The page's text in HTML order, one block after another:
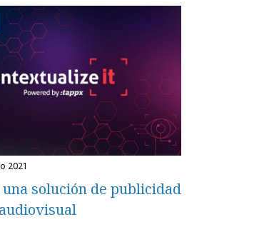
2021
solución de publicidad